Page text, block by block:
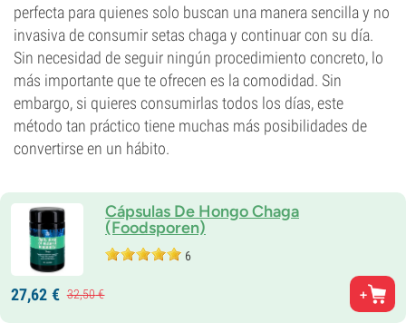
perfecta para quienes solo buscan una manera sencilla y no
invasiva de consumir setas chaga y continuar con su día.
Sin necesidad de seguir ningún procedimiento concreto, lo
más importante que te ofrecen es la comodidad. Sin
embargo, si quieres consumirlas todos los días, este
método tan práctico tiene muchas más posibilidades de
convertirse en un hábito.
Cápsulas De Hongo Chaga
(Foodsporen)
6
27,62 € 32,50€